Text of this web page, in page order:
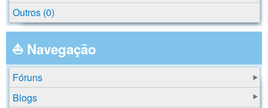
Outros (0)
⛵ Navegação
Fóruns
Blogs